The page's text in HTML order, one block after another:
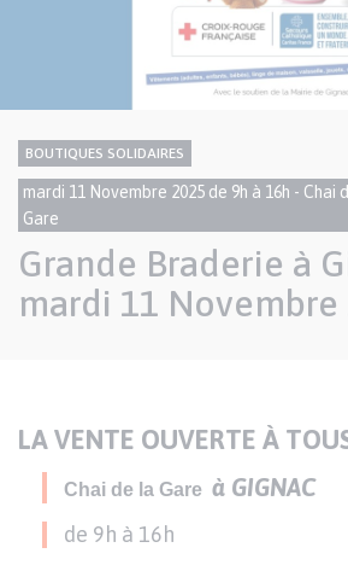
CONTENU
NATIONAL
Thème
BOUTIQUES SOLIDAIRES
mardi 11 Novembre 2025 de 9h à 16h - Chai
Gare
Grande Braderie à
mardi 11 Novembre
contenu
LA VENTE OUVERTE À
Chai de la Gare à GIGNAC
de 9h à 16h